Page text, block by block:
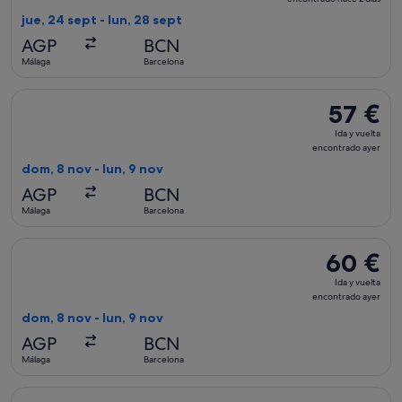
jue, 24 sept - lun, 28 sept
AGP
Málaga
BCN
Barcelona
57 €
Ida
y
57 €
Ida y vuelta
encontrado ayer
dom, 8 nov - lun, 9 nov
AGP
Málaga
BCN
Barcelona
60 €
Ida
y
60 €
Ida y vuelta
encontrado ayer
dom, 8 nov - lun, 9 nov
AGP
Málaga
BCN
Barcelona